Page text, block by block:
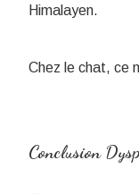
Himalayen.
Chez le chat, ce
Conclusion